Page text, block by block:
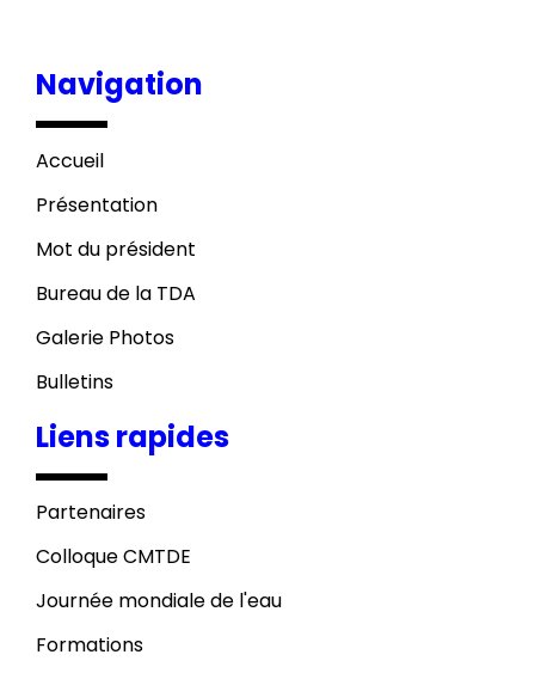
Navigation
Accueil
Présentation
Mot du président
Bureau de la TDA
Galerie Photos
Bulletins
Liens rapides
Partenaires
Colloque CMTDE
Journée mondiale de l'eau
Formations